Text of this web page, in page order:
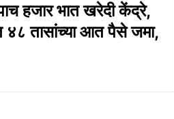
हजार भात खरेदी केंद्रे,
४८ तासांच्या आत पैसे जमा,